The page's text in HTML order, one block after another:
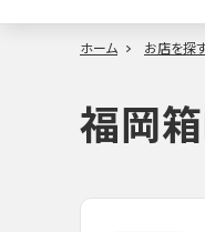
ホーム お店を探
福岡